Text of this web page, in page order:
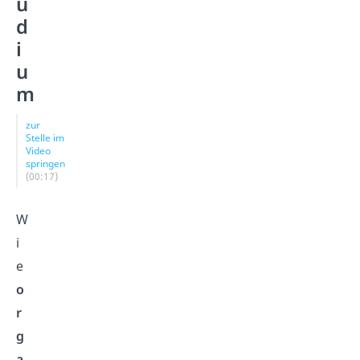
d
i
u
m
zur
Stelle im
Video
springen
(00:17)
W
i
e
o
r
g